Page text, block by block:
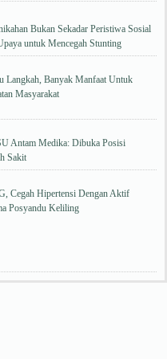
Bukan Sekadar Peristiwa Sosial
untuk Mencegah Stunting
Langkah, Banyak Manfaat Untuk
Masyarakat
Antam Medika: Dibuka Posisi
Sakit
Cegah Hipertensi Dengan Aktif
Posyandu Keliling